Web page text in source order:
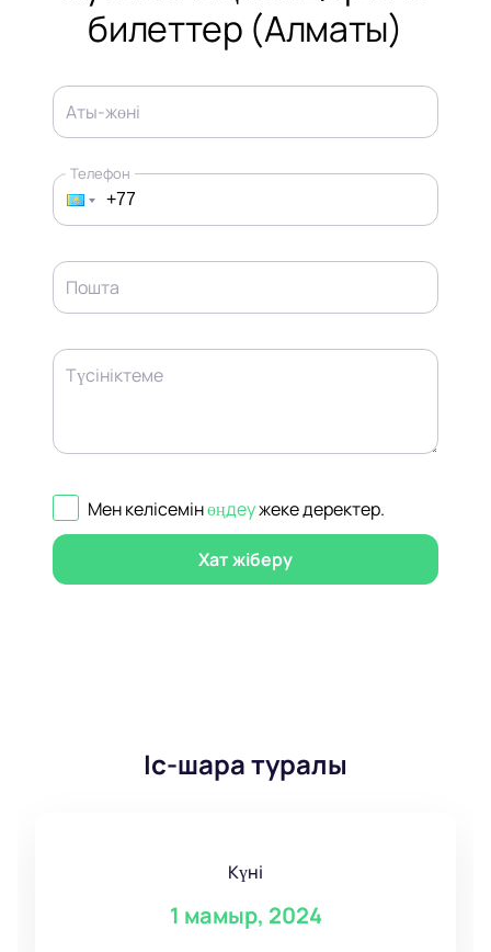
билеттер (Алматы)
Аты-жөні
Телефон
Пошта
Түсініктеме
Мен келісемінөңдеужеке деректер.
Хат жіберу
Іс-шара туралы
Күні
1 мамыр, 2024